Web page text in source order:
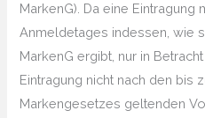
MarkenG). Da eine Eintragung
Anmeldetages indessen, wie
MarkenG ergibt, nur in
Eintragung nicht nach den bis
Markengesetzes geltenden